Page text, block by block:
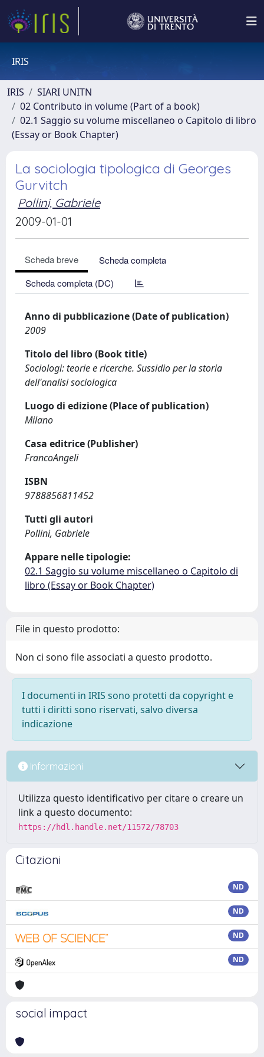
IRIS
IRIS
SIARI UNITN
02 Contributo in volume (Part of a book)
02.1 Saggio su volume miscellaneo o Capitolo di libro
(Essay or Book Chapter)
La sociologia tipologica di Georges
Gurvitch
Pollini, Gabriele
2009-01-01
Scheda breve
Scheda completa
Scheda completa (DC)
Anno di pubblicazione (Date of publication)
2009
Titolo del libro (Book title)
Sociologi: teorie e ricerche. Sussidio per la storia
dell'analisi sociologica
Luogo di edizione (Place of publication)
Milano
Casa editrice (Publisher)
FrancoAngeli
ISBN
9788856811452
Tutti gli autori
Pollini, Gabriele
Appare nelle tipologie:
02.1 Saggio su volume miscellaneo o Capitolo di
libro (Essay or Book Chapter)
File in questo prodotto:
Non ci sono file associati a questo prodotto.
I documenti in IRIS sono protetti da copyright e
tutti i diritti sono riservati, salvo diversa
indicazione
Informazioni
Utilizza questo identificativo per citare o creare un
link a questo documento:
https://hdl.handle.net/11572/78703
Citazioni
ND
ND
ND
ND
social impact